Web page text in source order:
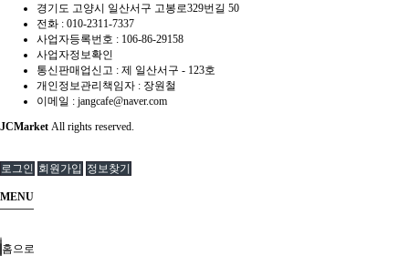
경기도 고양시 일산서구 고봉로329번길 50
전화 : 010-2311-7337
사업자등록번호 : 106-86-29158
사업자정보확인
통신판매업신고 : 제 일산서구 - 123호
개인정보관리책임자 : 장원철
이메일 : jangcafe@naver.com
JCMarket All rights reserved.
로그인 회원가입 정보찾기
MENU
홈으로